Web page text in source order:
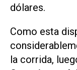
dólares.
Como esta
la corrida,